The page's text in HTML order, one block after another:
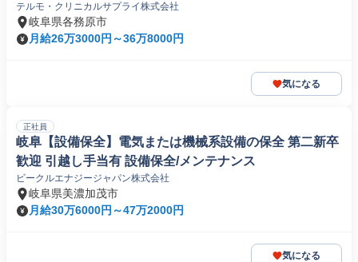
テルモ・クリニカルサプライ株式会社
岐阜県各務原市
月給26万3000円～36万8000円
気になる
正社員
岐阜【設備保全】電気または機械系設備の保全 第二新卒
歓迎 引越し手当有 設備保全/メンテナンス
ビークルエナジージャパン株式会社
岐阜県美濃加茂市
月給30万6000円～47万2000円
気になる